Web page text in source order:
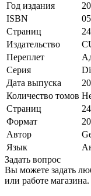
Год издания
ISBN
Страниц
24
Издательство
Переплет
Серия
Дата выпуска
Количество томов
Страниц
24
Формат
Автор
Язык
Задать вопрос
Вы можете задать
или работе магазина.